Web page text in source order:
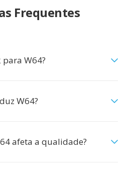
Frequentes
para W64?
W64?
afeta a qualidade?